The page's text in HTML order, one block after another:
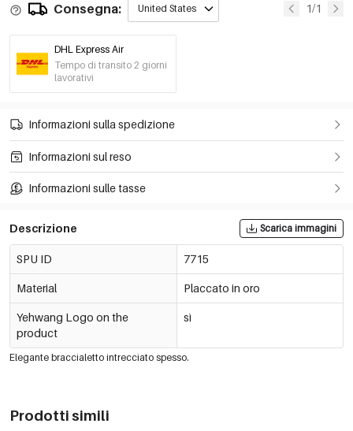
Consegna: United States 1/1
DHL Express Air
Tempo di transito 2 giorni
lavorativi
Informazioni sulla spedizione
Informazioni sul reso
Informazioni sulle tasse
Descrizione Scarica immagini
SPU ID 7715
Material Placcato in oro
Yehwang Logo on the
product
sì
Elegante braccialetto intrecciato spesso.
Prodotti simili